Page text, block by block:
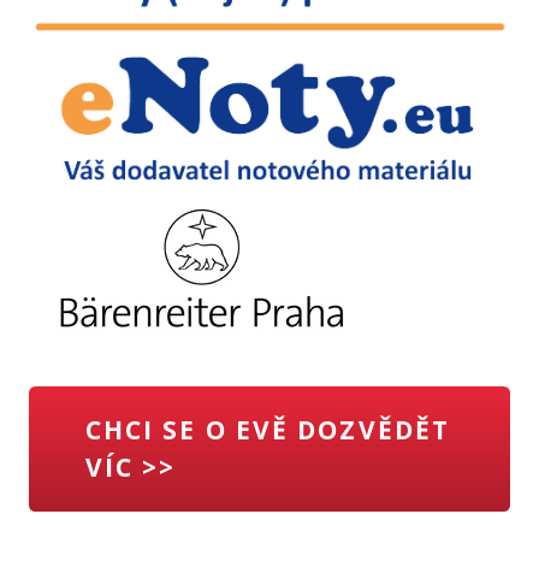
CHCI SE O EVĚ DOZVĚDĚT
VÍC >>